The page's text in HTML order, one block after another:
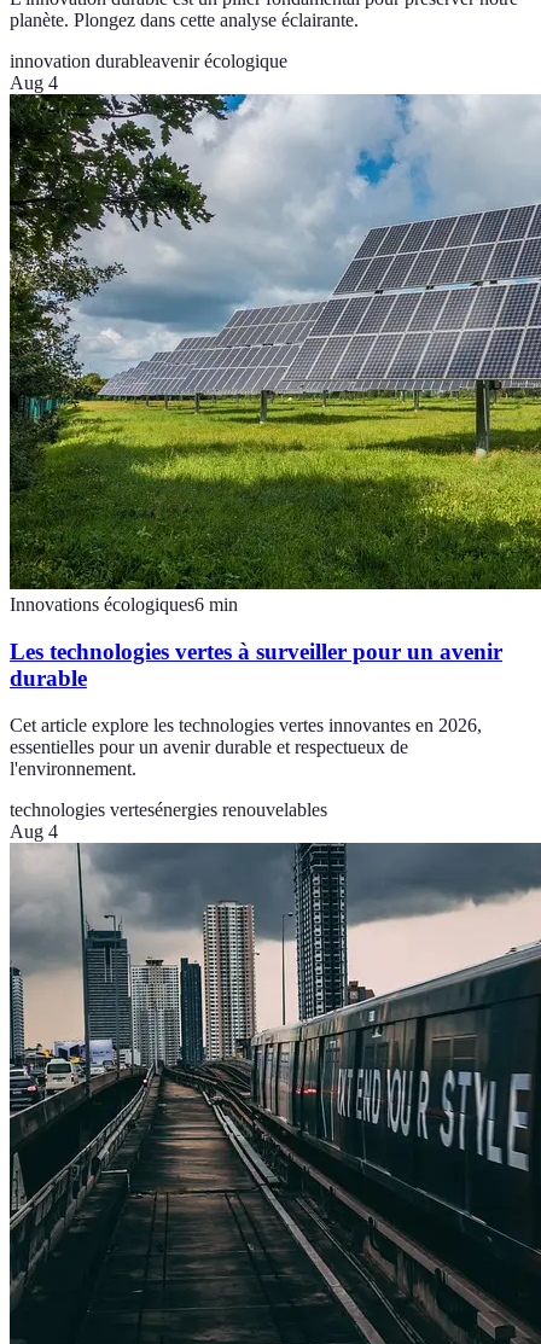
planète. Plongez dans cette analyse éclairante.
innovation durableavenir écologique
Aug 4
Innovations écologiques6 min
Les technologies vertes à surveiller pour un avenir
durable
Cet article explore les technologies vertes innovantes en 2026,
essentielles pour un avenir durable et respectueux de
l'environnement.
technologies vertesénergies renouvelables
Aug 4